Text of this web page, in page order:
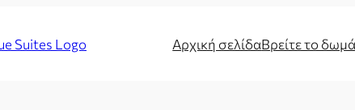
Αρχική σελίδαΒρείτε το